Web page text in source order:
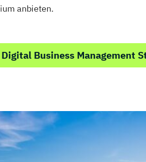
anbieten.
Business Management